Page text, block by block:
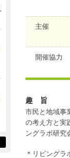
主催
開催協力
趣 旨
市民と地域事
の考え方と実
ングラボ研究
＊リビング